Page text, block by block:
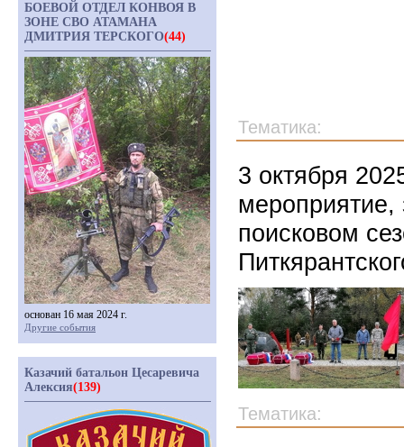
Тематика:
3 октября
мероприятие,
поисковом
Тематика:
БОЕВОЙ ОТДЕЛ КОНВОЯ В
ЗОНЕ СВО АТАМАНА
ДМИТРИЯ ТЕРСКОГО(44)
основан 16 мая 2024 г.
Другие события
Казачий батальон Цесаревича
Алексия(139)